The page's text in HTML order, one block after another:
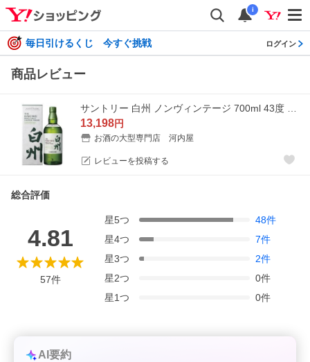
i
毎日引けるくじ 今すぐ挑戦 ログイン
商品レビュー
13,198円
お酒の大型専門店 河内屋
レビューを投稿する
総合評価
4.81
57件
星5つ 48件
星4つ 7件
星3つ 2件
星2つ 0件
星1つ 0件
AI要約